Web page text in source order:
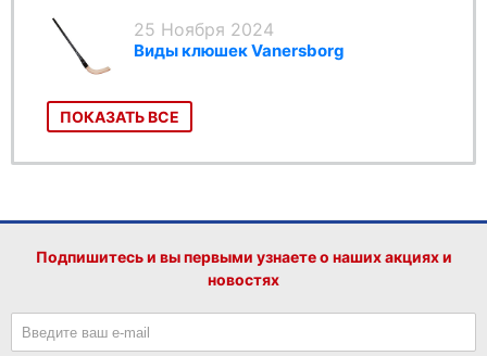
25 Ноября 2024
Виды клюшек Vanersborg
ПОКАЗАТЬ ВСЕ
Подпишитесь и вы первыми узнаете о наших акциях и
новостях